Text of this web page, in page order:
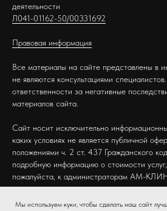
Мы используем куки, чтобы сделать наш сайт
деятельности
Л041-01162-50/00331692
Правовая информация
Все материалы на сайте представлены в
не являются консультациями
ответственности за негативные
материалов сайта.
Сайт носит исключительно
каких условиях не является публичной
положениями ч. 2 ст. 437 Гражданского
подробную информацию о стоимости
пожалуйста, к администраторам АМ-